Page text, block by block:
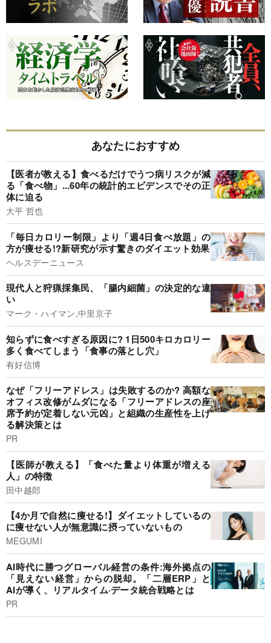
あなたにおすすめ
【医者が教える】食べるだけでうつ病リスクが減
る「食べ物」...60年の統計的エビデンスでその正
体に迫る
大平 哲也
「毎日カロリー制限」より「週4日食べ放題」の
方が痩せる!?新研究が示す驚きのダイエット効果
ヘルスデーニュース
現代人と狩猟採集民、「腸内細菌」の決定的な違
い
マーク・ハイマン,中里京子
知らずに食べすぎる原因に? 1日500キロカロリー
多く食べてしまう「食事の落とし穴」
有好信博
なぜ「フリーアドレス」は失敗するのか? 高額な
オフィス改修がムダになる「フリーアドレスの座
席予約が定着しない元凶」と組織の生産性を上げ
る解決策とは
PR
【医師が教える】「食べた量より体重が増える
人」の特徴
田中越郎
【4か月で自然に痩せる!】ダイエットしているの
に痩せない人が無意識に摂っていないもの
MEGUMI
AI時代に勝つグローバル経営の条件:海外拠点の
「見えない経営」からの脱却。「二層ERP」と
AIが導く、リアルタイム·データ統合戦略とは
PR